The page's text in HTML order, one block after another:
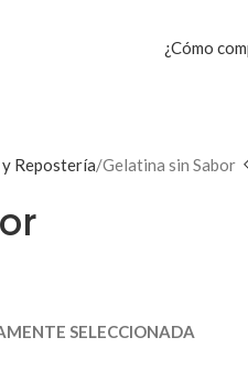
¿Cómo
Repostería Gelatina sin Sabor
SELECCIONADA